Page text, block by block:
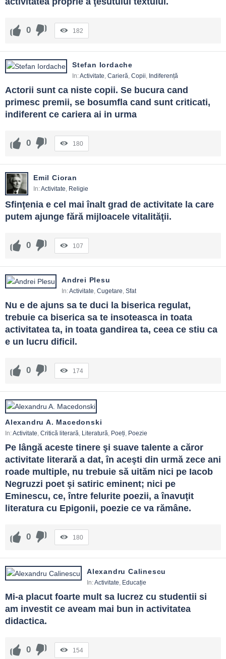
0 182
Stefan Iordache
In:Activitate, Carieră, Copii, Indiferență
Actorii sunt ca niste copii. Se bucura cand
primesc premii, se bosumfla cand sunt criticati,
indiferent ce cariera ai in urma
0 180
Emil Cioran
In:Activitate, Religie
Sfinţenia e cel mai înalt grad de activitate la care
putem ajunge fără mijloacele vitalităţii.
0 107
Andrei Plesu
In:Activitate, Cugetare, Sfat
Nu e de ajuns sa te duci la biserica regulat,
trebuie ca biserica sa te insoteasca in toata
activitatea ta, in toata gandirea ta, ceea ce stiu ca
e un lucru dificil.
0 174
Alexandru A. Macedonski
In:Activitate, Critică literară, Literatură, Poeți, Poezie
Pe lângă aceste tinere şi suave talente a căror
activitate literară a dat, în aceşti din urmă zece ani
roade multiple, nu trebuie să uităm nici pe Iacob
Negruzzi poet şi satiric eminent; nici pe
Eminescu, ce, între felurite poezii, a înavuţit
literatura cu Epigonii, poezie ce va rămâne.
0 180
Alexandru Calinescu
In:Activitate, Educație
Mi-a placut foarte mult sa lucrez cu studentii si
am investit ce aveam mai bun in activitatea
didactica.
0 154